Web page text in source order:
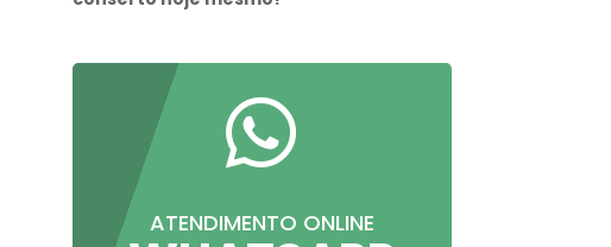

ATENDIMENTO ONLINE